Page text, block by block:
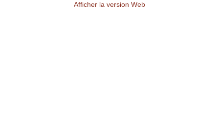
Afficher la version Web